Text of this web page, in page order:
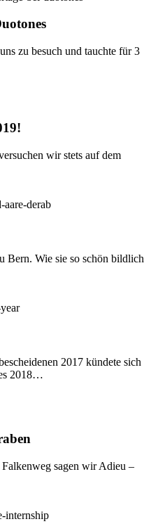
zu besuch und tauchte für 3
wir stets auf dem
Bern. Wie sie so schön bildlich
2017 kündete sich
2018…
sagen wir Adieu –